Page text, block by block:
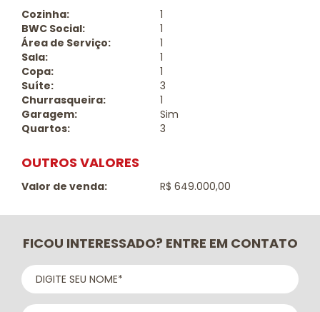
Cozinha:
1
BWC Social:
1
Área de Serviço:
1
Sala:
1
Copa:
1
Suíte:
3
Churrasqueira:
1
Garagem:
Sim
Quartos:
3
OUTROS VALORES
Valor de venda: R$ 649.000,00
FICOU INTERESSADO? ENTRE EM CONTATO